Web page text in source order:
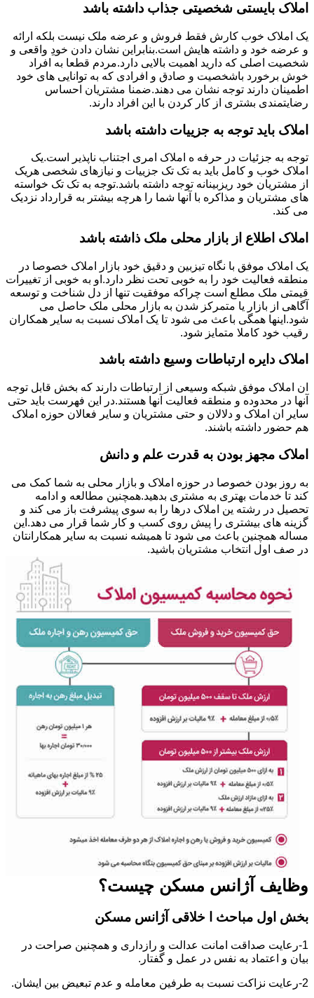
املاک بایستی شخصیتی جذاب داشته باشد
یک املاک خوب کارش فقط فروش و عرضه ملک نیست بلکه ارائه
و عرضه خود و داشته هایش است.بنابراین نشان دادن خودِ واقعی و
شخصیت اصلی که دارید اهمیت بالایی دارد.مردم قطعا به افراد
خوش برخورد باشخصیت و صادق و افرادی که به توانایی های خود
اطمینان دارند توجه نشان می دهند.ضمنا مشتریان احساس
رضایتمندی بشتری از کار کردن با این افراد دارند.
املاک باید توجه به جزییات داشته باشد
توجه به جزئیات در حرفه ه املاک امری اجتناب ناپذیر است.یک
املاک خوب و کامل باید به تک تک جزییات و نیازهای شخصی هریک
از مشتریان خود ریزبینانه توجه داشته باشد.توجه به تک تک خواسته
های مشتریان و مذاکره با آنها شما را هرچه بیشتر به قرارداد نزدیک
می کند.
املاک اطلاع از بازار محلی ملک ذاشته باشد
یک املاک موفق با نگاه تیزبین و دقیق خود بازار املاک خصوصا در
منطقه فعالیت خود را به خوبی تحت نظر دارد.او به خوبی از تغییرات
قیمتی ملک مطلع است چراکه موفقیت تنها از دل شناخت و توسعه
آگاهی از بازار یا متمرکز شدن به بازار محلی ملک حاصل می
شود.اینها همگی باعث می شود تا یک املاک نسبت به سایر همکاران
رقیب خود کاملا متمایز شود.
املاک دایره ارتباطات وسیع داشته باشد
ان املاک موفق شبکه وسیعی از ارتباطات دارند که بخش قابل توجه
آنها در محدوده و منطقه فعالیت آنها هستند.در این فهرست باید حتی
سایر ان املاک و دلالان و حتی مشتریان و سایر فعالان حوزه املاک
هم حضور داشته باشند.
املاک مجهز بودن به قدرت علم و دانش
به روز بودن خصوصا در حوزه املاک و بازار محلی به شما کمک می
کند تا خدمات بهتری به مشتری بدهید.همچنین مطالعه و ادامه
تحصیل در رشته ین املاک درها را به سوی پیشرفت باز می کند و
گزینه های بیشتری را پیش روی کسب و کار شما قرار می دهد.این
مساله همچنین باعث می شود تا همیشه نسبت به سایر همکارانتان
در صف اول انتخاب مشتریان باشید.
وظایف آژانس مسکن چیست؟
بخش اول مباحث ا خلاقی آژانس مسکن
1-رعایت صداقت امانت عدالت و رازداری و همچنین صراحت در
بیان و اعتماد به نفس در عمل و گفتار.
2-رعایت نزاکت نسبت به طرفین معامله و عدم تبعیض بین ایشان.